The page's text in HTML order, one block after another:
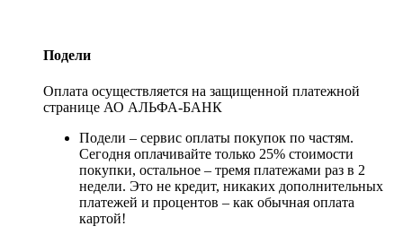
Подели
Оплата осуществляется на защищенной платежной
странице АО АЛЬФА-БАНК
Подели – сервис оплаты покупок по частям.
Сегодня оплачивайте только 25% стоимости
покупки, остальное – тремя платежами раз в 2
недели. Это не кредит, никаких дополнительных
платежей и процентов – как обычная оплата
картой!